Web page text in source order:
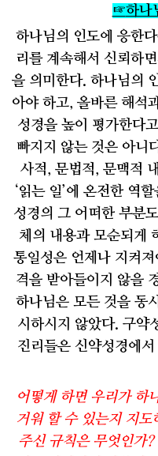
☞하나
하나님의 인도에 응한
리를 계속해서 신뢰하
을 의미한다. 하나님의
아야 하고, 올바른 해석
성경을 높이 평가한다
빠지지 않는 것은 아니
사적, 문법적, 문맥적
‘읽는 일’에 온전한 역
성경의 그 어떠한 부분
체의 내용과 모순되게
통일성은 언제나 지켜
격을 받아들이지 않을
하나님은 모든 것을 동
시하시지 않았다. 구약
진리들은 신약성경에
어떻게 하면 우리가 하
거워 할 수 있는지 지도
주신 규칙은 무엇인가?